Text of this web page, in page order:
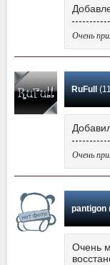
Очень
RuFull(11
Очень
pantigon
Очень